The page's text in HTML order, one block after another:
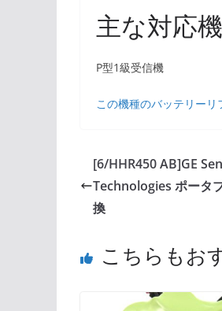
主な対応
P型1級受信機
この機種のバッテリー
[6/HHR450 AB]GE
Technologies ポータ
換
こちらもお